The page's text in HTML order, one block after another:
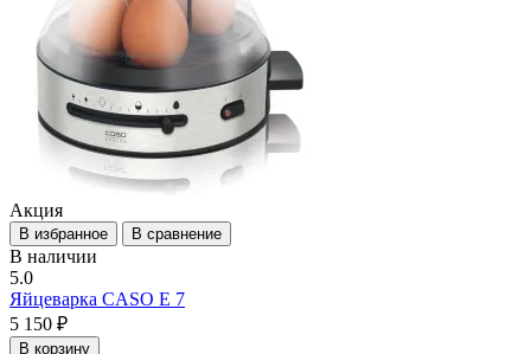
Акция
В избранное В сравнение
В наличии
5.0
Яйцеварка CASO E 7
5 150 ₽
В корзину